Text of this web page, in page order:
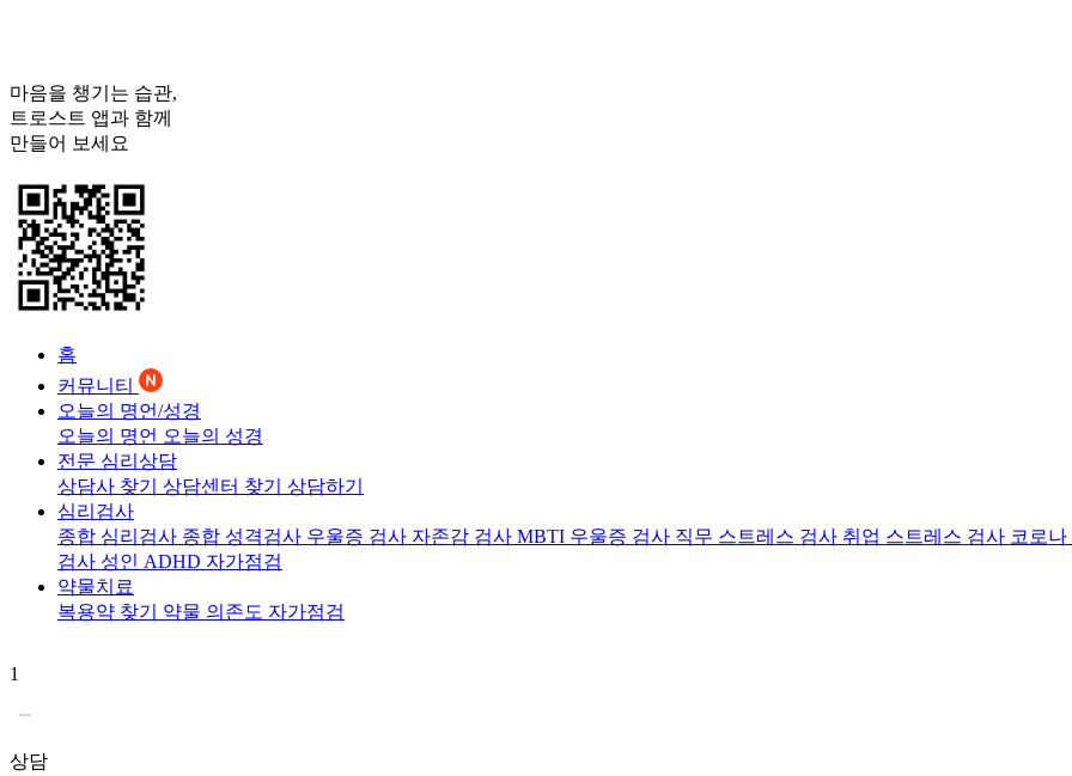
마음을 챙기는 습관,
트로스트 앱과 함께
만들어 보세요
홈
커뮤니티
오늘의 명언/성경
오늘의 명언 오늘의 성경
전문 심리상담
상담사 찾기 상담센터 찾기 상담하기
심리검사
종합 심리검사 종합 성격검사 우울증 검사 자존감 검사 MBTI 우울증 검사 직무 스트레스 검사 취업 스트레스 검사 코로
검사 성인 ADHD 자가점검
약물치료
복용약 찾기 약물 의존도 자가점검
1
상담